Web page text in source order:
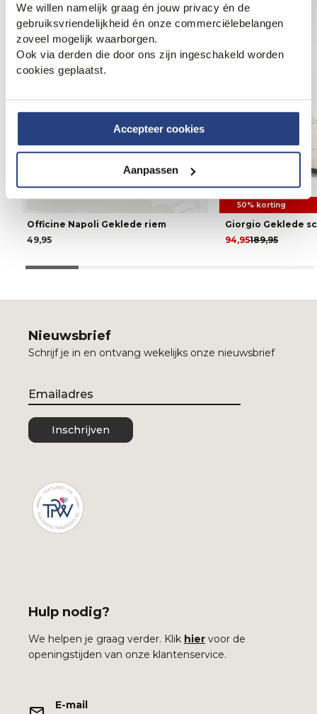
We willen namelijk graag én jouw privacy én de
gebruiksvriendelijkheid én onze commerciëlebelangen
zoveel mogelijk waarborgen.
Ook via derden die door ons zijn ingeschakeld worden
cookies geplaatst.
Accepteer cookies
Aanpassen
Officine Napoli Geklede riem
49,95
50% korting
Giorgio Geklede
189,95
94,95
Nieuwsbrief
Schrijf je in en ontvang wekelijks onze nieuwsbrief
Email
Inschrijven
Hulp nodig?
We helpen je graag verder. Klik hier voor de
openingstijden van onze klantenservice.
E-mail